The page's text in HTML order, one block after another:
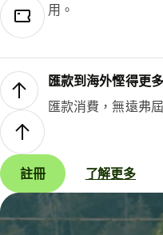
用。
匯款到海外慳得更多
匯款消費，無遠弗屆
註冊 了解更多